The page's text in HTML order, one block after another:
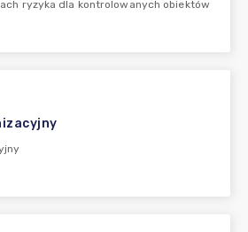
ryzyka dla kontrolowanych obiektów